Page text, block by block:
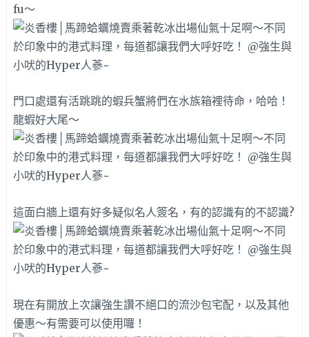
fu～
門口處還有活跳跳的蝦兵蟹將們在水族箱裡待命，哈哈！
龍蝦好大尾～
這面白牆上還有好多疑似名人簽名，有的認識有的不認識?
現在有開放上次讓強生讚不絕口的流沙包宅配，以及其他
優惠～有需要可以使用囉！